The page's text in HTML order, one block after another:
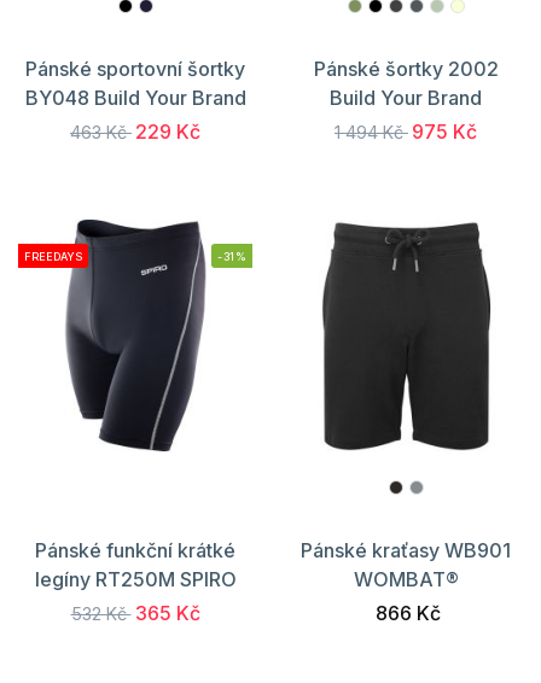
Pánské sportovní šortky
BY048 Build Your Brand
463 Kč 229 Kč
Pánské šortky 2002
Build Your Brand
1 494 Kč 975 Kč
FREEDAYS -31%
Pánské funkční krátké
legíny RT250M SPIRO
532 Kč 365 Kč
Pánské kraťasy WB901
WOMBAT®
866 Kč